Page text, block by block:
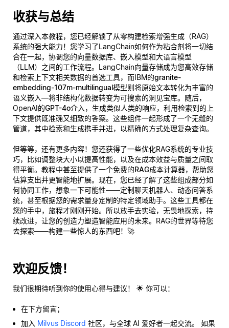
收获与总结
通过深入本教程，您已经解锁了从零构建检索增强生成（RAG）
系统的强大能力！您学习了LangChain如何作为粘合剂将一切结
合在一起，协调您的向量数据库、嵌入模型和大语言模型
（LLM）之间的工作流程。LangChain向量存储成为您高效存储
和检索上下文相关数据的首选工具，而IBM的granite-
embedding-107m-multilingual模型则将原始文本转化为丰富的
语义嵌入—将非结构化数据转变为可搜索的洞见宝库。随后，
OpenAI的GPT-4o介入，生成类似人类的响应，利用检索到的上
下文提供既准确又细致的答案。这些组件一起形成了一个无缝的
管道，其中检索和生成携手并进，以精确的方式处理复杂查询。
但等等，还有更多内容！您还获得了一些优化RAG系统的专业技
巧，比如调整块大小以提高性能，以及在成本效益与质量之间取
得平衡。教程中甚至提供了一个免费的RAG成本计算器，帮助您
估算支出并更智能地扩展。现在，您已经了解了这些组成部分如
何协同工作，想象一下可能性——定制聊天机器人、动态问答系
统，甚至根据您的需求量身定制的特定领域助手。这些工具都在
您的手中，旅程才刚刚开始。所以放手去实验，无畏地探索，持
续改进，让您的创造力塑造智能应用的未来。RAG的世界等待您
去探索——构建一些惊人的东西吧！🚀
欢迎反馈！
我们很期待听到你的使用心得与建议！ 🌟 你可以：
在下方留言；
加入 Milvus Discord 社区，与全球 AI 爱好者一起交流。 如果